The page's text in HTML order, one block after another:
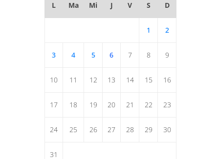
L Ma Mi J V S D
1 2
3 4 5 6 7 8 9
10 11 12 13 14 15 16
17 18 19 20 21 22 23
24 25 26 27 28 29 30
31